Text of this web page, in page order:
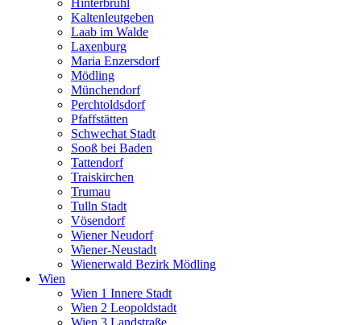
Hinterbrühl
Kaltenleutgeben
Laab im Walde
Laxenburg
Maria Enzersdorf
Mödling
Münchendorf
Perchtoldsdorf
Pfaffstätten
Schwechat Stadt
Sooß bei Baden
Tattendorf
Traiskirchen
Trumau
Tulln Stadt
Vösendorf
Wiener Neudorf
Wiener-Neustadt
Wienerwald Bezirk Mödling
Wien
Wien 1 Innere Stadt
Wien 2 Leopoldstadt
Wien 3 Landstraße